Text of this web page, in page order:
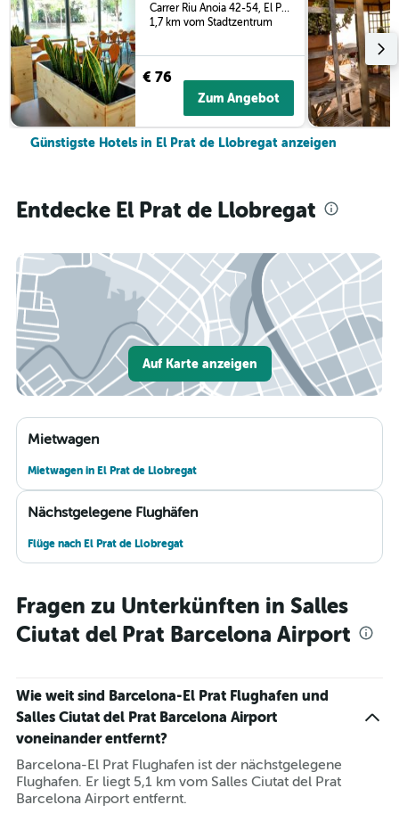
Carrer Riu Anoia 42-54, El Prat de Llobregat, Katalonien, Spanien
1,7 km vom Stadtzentrum
€ 76
Zum Angebot
Günstigste Hotels in El Prat de Llobregat anzeigen
Entdecke El Prat de Llobregat
Auf Karte anzeigen
Mietwagen
Mietwagen in El Prat de Llobregat
Nächstgelegene Flughäfen
Flüge nach El Prat de Llobregat
Fragen zu Unterkünften in Salles
Ciutat del Prat Barcelona Airport
Wie weit sind Barcelona-El Prat Flughafen und
Salles Ciutat del Prat Barcelona Airport
voneinander entfernt?
Barcelona-El Prat Flughafen ist der nächstgelegene
Flughafen. Er liegt 5,1 km vom Salles Ciutat del Prat
Barcelona Airport entfernt.